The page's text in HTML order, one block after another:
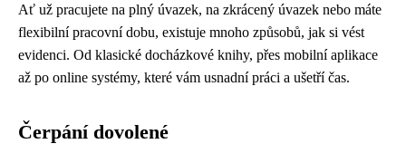
Ať už pracujete na plný úvazek, na zkrácený úvazek nebo máte
flexibilní pracovní dobu, existuje mnoho způsobů, jak si vést
evidenci. Od klasické docházkové knihy, přes mobilní aplikace
až po online systémy, které vám usnadní práci a ušetří čas.
Čerpání dovolené